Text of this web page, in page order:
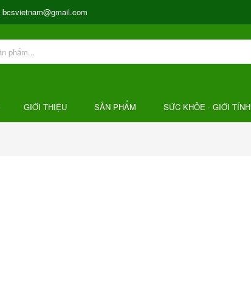
bcsvietnam@gmail.com
GIỚI THIỆU SẢN PHẨM SỨC KHỎE - GIỚI TÍNH